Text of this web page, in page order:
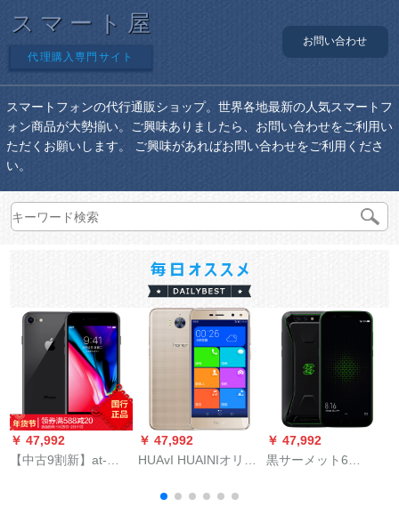
スマート屋
代理購入専門サイト
お問い合わせ
スマートフォンの代行通販ショップ。世界各地最新の人気スマートフ
ォン商品が大勢揃い。ご興味ありましたら、お問い合わせをご利用い
ただくお願いします。 ご興味があればお問い合わせをご利用くださ
い。
￥ 47,992
【中古9割新】at-
￥ 47,992
HUAvI HUAINIオリエ
4 G同時受信金金版
￥ 47,992
黒サーメット6